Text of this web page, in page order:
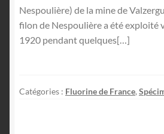
Nespoulière) de la mine de
filon de Nespoulière a été exploité
1920 pendant quelques[…]
Catégories : Fluorine de France,